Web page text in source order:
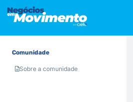
Comunidade
Sobre a comunidade